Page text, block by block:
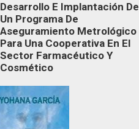
Desarrollo E Implantación De
Un Programa De
Aseguramiento Metrológico
Para Una Cooperativa En El
Sector Farmacéutico Y
Cosmético